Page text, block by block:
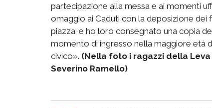
partecipazione alla messa e ai momenti
omaggio ai Caduti con la deposizione
piazza; e ho loro consegnato una copia
momento di ingresso nella maggiore età
civico». (Nella foto i ragazzi della
Severino Ramello)